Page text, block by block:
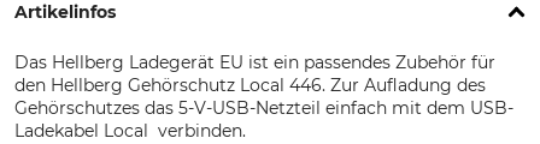
Artikelinfos
Das Hellberg Ladegerät EU ist ein passendes Zubehör für
den Hellberg Gehörschutz Local 446. Zur Aufladung des
Gehörschutzes das 5-V-USB-Netzteil einfach mit dem USB-
Ladekabel Local verbinden.